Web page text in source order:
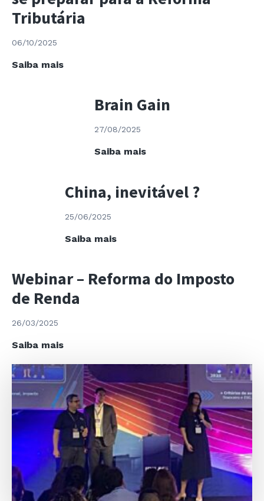
e
Transição
Tributária
06/10/2025
Saiba maisO
para
Reforma
Tributária
Brain Gain
27/08/2025
Saiba maisBrain
China, inevitável ?
25/06/2025
Saiba maisChina,
Webinar – Reforma do Imposto
de Renda
26/03/2025
Saiba maisWebinar
Reforma
do
Imposto
de
Renda